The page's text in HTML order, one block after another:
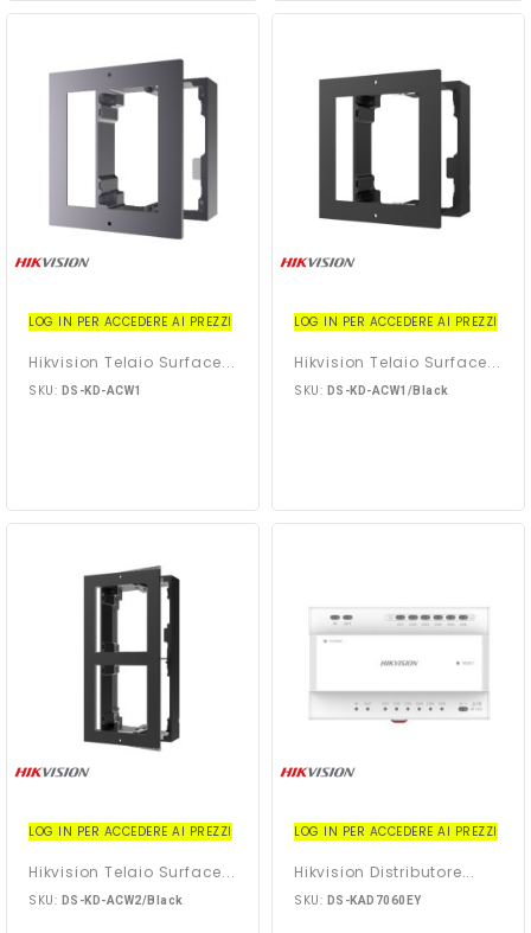
LOG IN PER ACCEDERE AI PREZZI
Hikvision Telaio Surface...
SKU: DS-KD-ACW1
LOG IN PER ACCEDERE AI PREZZI
Hikvision Telaio Surface...
SKU: DS-KD-ACW1/Black
LOG IN PER ACCEDERE AI PREZZI
Hikvision Telaio Surface...
SKU: DS-KD-ACW2/Black
LOG IN PER ACCEDERE AI PREZZI
Hikvision Distributore...
SKU: DS-KAD7060EY